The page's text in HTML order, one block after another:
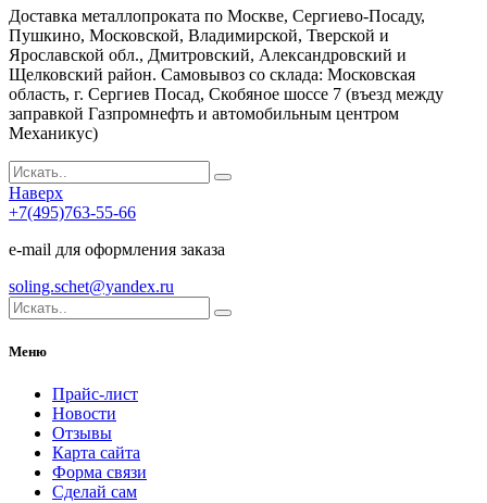
Доставка металлопроката по Москве, Сергиево-Посаду,
Пушкино, Московской, Владимирской, Тверской и
Ярославской обл., Дмитровский, Александровский и
Щелковский район. Самовывоз со склада: Московская
область, г. Сергиев Посад, Скобяное шоссе 7 (въезд между
заправкой Газпромнефть и автомобильным центром
Механикус)
Наверх
+7(495)763-55-66
e-mail для оформления заказа
soling.schet@yandex.ru
Меню
Прайс-лист
Новости
Отзывы
Карта сайта
Форма связи
Сделай сам